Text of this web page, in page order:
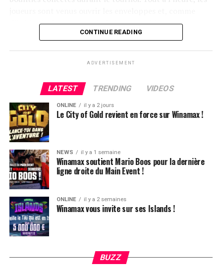
Hugues Mazerolle, vainqueur du Main Event
La victoire de Chotec clôture donc ce festival qui aura,
climat, tout était au top et très bien organisé. Le casino
d’habitude, le suspense était à son comble.
CONTINUE READING
ADVERTISEMENT
LATEST TRENDING VIDEOS
ONLINE il y a 2 jours
Le City of Gold revient en force sur Winamax !
NEWS il y a 1 semaine
Winamax soutient Mario Boos pour la dernière
ligne droite du Main Event !
ONLINE il y a 2 semaines
Winamax vous invite sur ses Islands !
BUZZ